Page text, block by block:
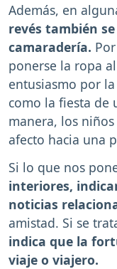
Además, en
revés también
camaradería.
ponerse la ropa
entusiasmo por
como la fiesta de
manera, los
afecto hacia una
Si lo que nos
interiores,
noticias
amistad. Si se
indica que la
viaje o viajero.